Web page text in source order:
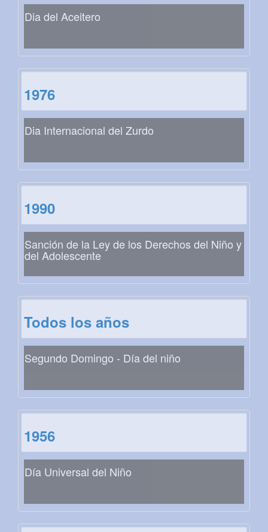
Dia del Aceitero
1976
Dia Internacional del Zurdo
1990
Sanción de la Ley de los Derechos del Niño y
del Adolescente
Todos los años
Segundo Domingo - Día del niño
1956
Día Universal del Niño